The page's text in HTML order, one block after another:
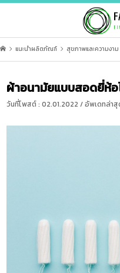
แนะนำผลิตภัณฑ์ สุขภาพและความงาม
ผ้าอนามัยแบบสอดยี่ห้อ
วันที่โพสต์ : 02.01.2022 / อัพเดทล่าสุ